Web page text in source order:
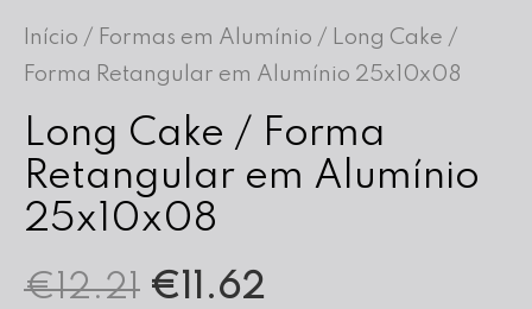
Início / Formas em Alumínio / Long Cake /
Forma Retangular em Alumínio 25x10x08
Long Cake / Forma
Retangular em Alumínio
25x10x08
€12.21 O
€11.62